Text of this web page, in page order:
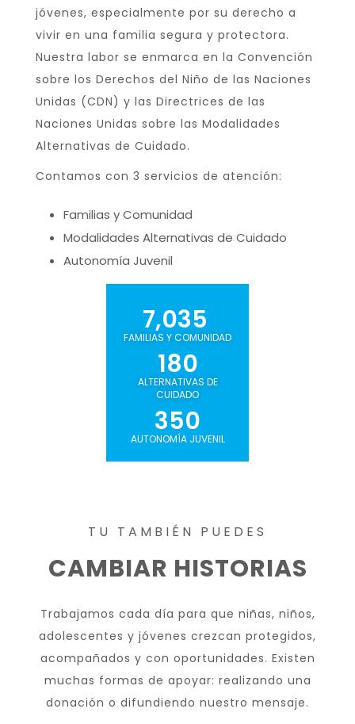
jóvenes, especialmente por su derecho a
vivir en una familia segura y protectora.
Nuestra labor se enmarca en la Convención
sobre los Derechos del Niño de las Naciones
Unidas (CDN) y las Directrices de las
Naciones Unidas sobre las Modalidades
Alternativas de Cuidado.
Contamos con 3 servicios de atención:
Familias y Comunidad
Modalidades Alternativas de Cuidado
Autonomía Juvenil
FAMILIAS Y COMUNIDAD
7,035
ALTERNATIVAS DE
CUIDADO
180
AUTONOMÍA JUVENIL
350
TU TAMBIÉN PUEDES
CAMBIAR HISTORIAS
Trabajamos cada día para que niñas, niños,
adolescentes y jóvenes crezcan protegidos,
acompañados y con oportunidades. Existen
muchas formas de apoyar: realizando una
donación o difundiendo nuestro mensaje.